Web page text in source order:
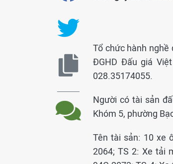
Tổ chức hành nghề
ĐGHD Đấu giá
028.35174055.
Người có tài sản
Khóm 5, phường
Tên tài sản: 10 xe
2064; TS 2: Xe tải